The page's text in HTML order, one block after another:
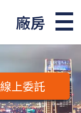
廠房
線上委託